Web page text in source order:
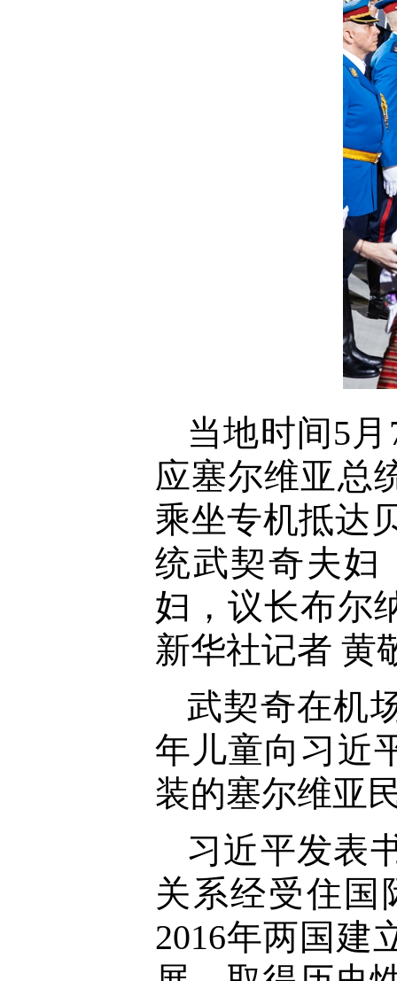
当地时间5
应塞尔维亚总
乘坐专机抵达
统武契奇夫妇
妇，议长布尔
新华社记者 黄
武契奇在机
年儿童向习近
装的塞尔维亚
习近平发表
关系经受住国
2016年两国建